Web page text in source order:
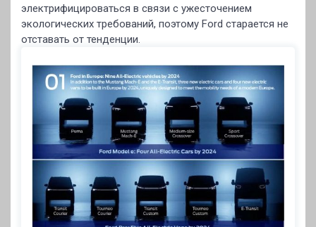
электрифицироваться в связи с ужесточением
экологических требований, поэтому Ford старается не
отставать от тенденции.